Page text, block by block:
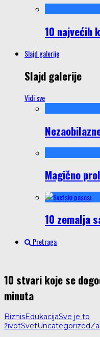
10 najvećih
Slajd galerije
Slajd galerije
Vidi sve
Magično
10 zemalja
Pretraga
10 stvari koje se
minuta
BiznisEdukacijaSve je to
životSvetUncategorized